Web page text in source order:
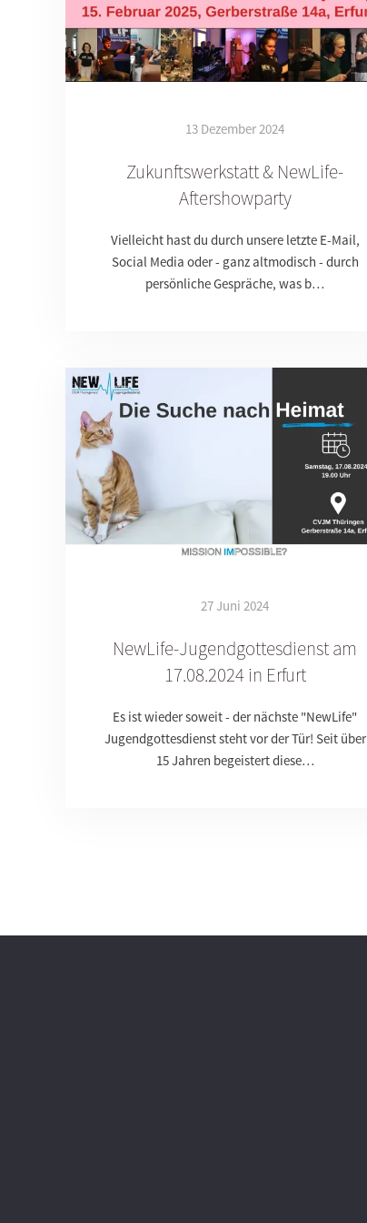
13 Dezember 2024
Zukunftswerkstatt & NewLife-
Aftershowparty
Vielleicht hast du durch unsere letzte E-Mail,
Social Media oder - ganz altmodisch - durch
persönliche Gespräche, was b…
27 Juni 2024
NewLife-Jugendgottesdienst am
17.08.2024 in Erfurt
Es ist wieder soweit - der nächste "NewLife"
Jugendgottesdienst steht vor der Tür! Seit über
15 Jahren begeistert diese…